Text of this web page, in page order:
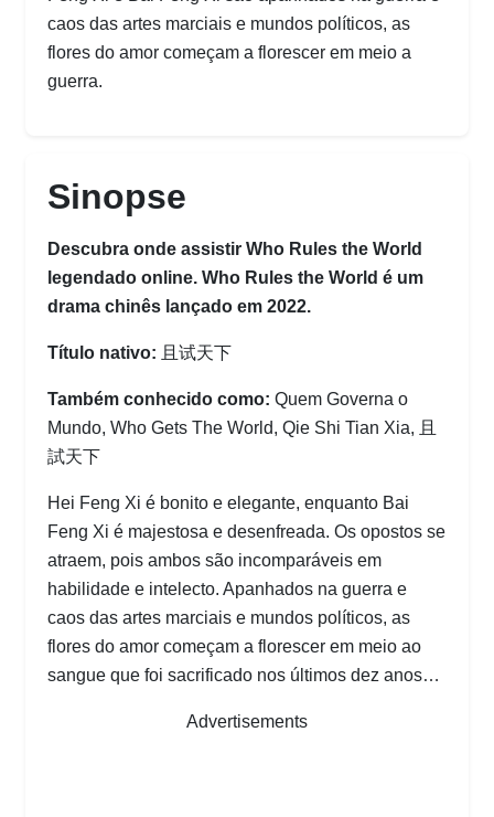
caos das artes marciais e mundos políticos, as
flores do amor começam a florescer em meio a
guerra.
Sinopse
Descubra onde assistir Who Rules the World
legendado online. Who Rules the World é um
drama chinês lançado em 2022.
Título nativo: 且试天下
Também conhecido como: Quem Governa o
Mundo, Who Gets The World, Qie Shi Tian Xia, 且
試天下
Hei Feng Xi é bonito e elegante, enquanto Bai
Feng Xi é majestosa e desenfreada. Os opostos se
atraem, pois ambos são incomparáveis ​​em
habilidade e intelecto. Apanhados na guerra e
caos das artes marciais e mundos políticos, as
flores do amor começam a florescer em meio ao
sangue que foi sacrificado nos últimos dez anos…
Advertisements